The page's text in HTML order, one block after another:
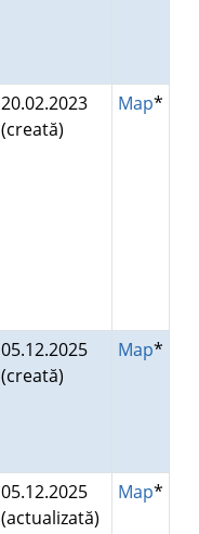
20.02.2023
(creată)
Map*
05.12.2025
(creată)
Map*
05.12.2025
(actualizată)
Map*